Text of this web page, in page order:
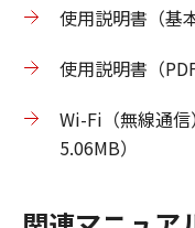
使用説明書（基
使用説明書（
Wi-Fi（無線通信
5.06MB）